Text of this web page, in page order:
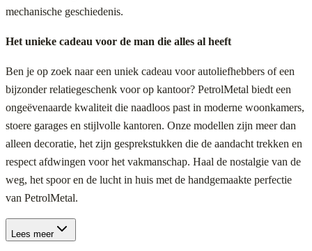
mechanische geschiedenis.
Het unieke cadeau voor de man die alles al heeft
Ben je op zoek naar een uniek cadeau voor autoliefhebbers of een
bijzonder relatiegeschenk voor op kantoor? PetrolMetal biedt een
ongeëvenaarde kwaliteit die naadloos past in moderne woonkamers,
stoere garages en stijlvolle kantoren. Onze modellen zijn meer dan
alleen decoratie, het zijn gesprekstukken die de aandacht trekken en
respect afdwingen voor het vakmanschap. Haal de nostalgie van de
weg, het spoor en de lucht in huis met de handgemaakte perfectie
van PetrolMetal.
Lees meer